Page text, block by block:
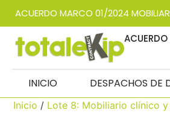
ACUERDO MARCO 01/2024
INICIO DESPACHOS DE
Inicio / Lote 8: Mobiliario clínico